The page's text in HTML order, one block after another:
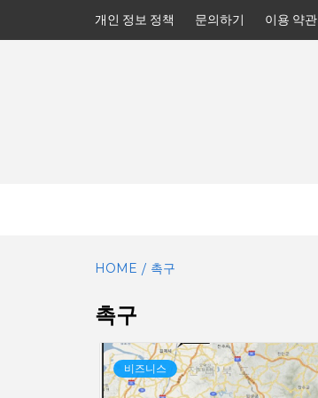
개인 정보 정책 문의하기 이용 약관
HOME 촉구
촉구
비즈니스